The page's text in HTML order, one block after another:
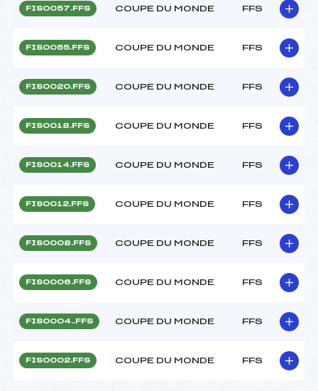
FIS0057.FFS COUPE DU MONDE FFS
FIS0055.FFS COUPE DU MONDE FFS
FIS0020.FFS COUPE DU MONDE FFS
FIS0018.FFS COUPE DU MONDE FFS
FIS0014.FFS COUPE DU MONDE FFS
FIS0012.FFS COUPE DU MONDE FFS
FIS0008.FFS COUPE DU MONDE FFS
FIS0006.FFS COUPE DU MONDE FFS
FIS0004..FFS COUPE DU MONDE FFS
FIS0002.FFS COUPE DU MONDE FFS